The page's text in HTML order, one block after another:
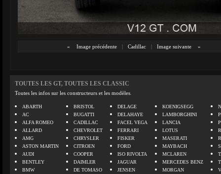
« Image précédente | Cadillac | Image suivante »
TOUTES LES GT, TOUTES LES CLASSIC
Toutes les infos sur les constructeurs et les modèles.
ABARTH
AC
ALFA ROMEO
ALLARD
AMG
ASTON MARTIN
AUDI
BENTLEY
BMW
BRISTOL
BUGATTI
CADILLAC
CHEVROLET
CHRYSLER
CITROEN
COOPER
DAIMLER
DE TOMASO
DELAGE
DELAHAYE
FACEL VEGA
FERRARI
FISKER
FORD
ISO RIVOLTA
JAGUAR
JENSEN
KOENIGSEGG
LAMBORGHINI
LANCIA
LOTUS
MASERATI
MAYBACH
MCLAREN
MERCEDES BENZ
MORGAN